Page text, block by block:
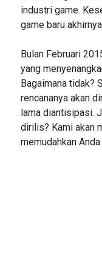
industri game.
game baru
Bulan Februari
yang
Bagaimana tidak?
rencananya akan
lama diantisipasi.
dirilis? Kami akan
memudahkan Anda.